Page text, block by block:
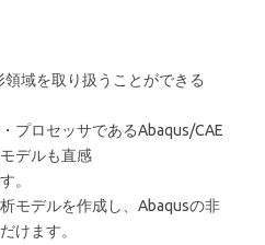
域を取り扱うことができる
プロセッサであるAbaqus/CAE
デルも直感
。
モデルを作成し、Abaqusの非
けます。